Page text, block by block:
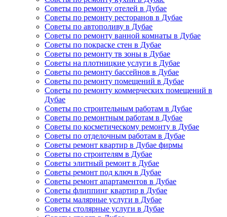
Советы по ремонту отелей в Дубае
Советы по ремонту ресторанов в Дубае
Советы по автополиву в Дубае
Советы по ремонту ванной комнаты в Дубае
Советы по покраске стен в Дубае
Советы по ремонту тв зоны в Дубае
Советы на плотницкие услуги в Дубае
Советы по ремонту бассейнов в Дубае
Советы по ремонту помещений в Дубае
Советы по ремонту коммерческих помещений в
Дубае
Советы по строительным работам в Дубае
Советы по ремонтным работам в Дубае
Советы по косметическому ремонту в Дубае
Советы по отделочным работам в Дубае
Советы ремонт квартир в Дубае фирмы
Советы по строителям в Дубае
Советы элитный ремонт в Дубае
Советы ремонт под ключ в Дубае
Советы ремонт апартаментов в Дубае
Советы флиппинг квартир в Дубае
Советы малярные услуги в Дубае
Советы столярные услуги в Дубае